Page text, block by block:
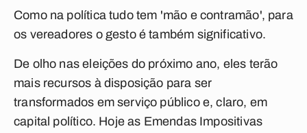
Como na política tudo tem 'mão e contramão', para
os vereadores o gesto é também significativo.
De olho nas eleições do próximo ano, eles terão
mais recursos à disposição para ser
transformados em serviço público e, claro, em
capital político. Hoje as Emendas Impositivas